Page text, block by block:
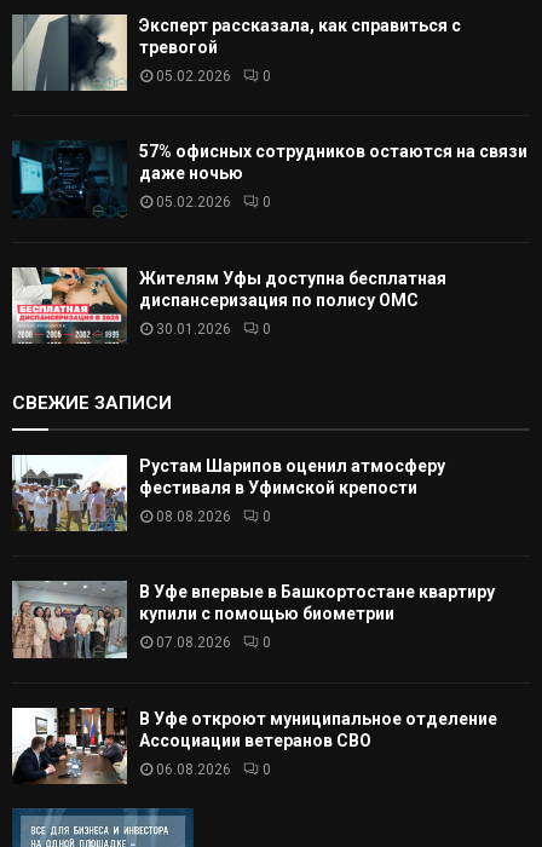
Эксперт рассказала, как справиться с
тревогой
05.02.2026 0
57% офисных сотрудников остаются на связи
даже ночью
05.02.2026 0
Жителям Уфы доступна бесплатная
диспансеризация по полису ОМС
30.01.2026 0
СВЕЖИЕ ЗАПИСИ
Рустам Шарипов оценил атмосферу
фестиваля в Уфимской крепости
08.08.2026 0
В Уфе впервые в Башкортостане квартиру
купили с помощью биометрии
07.08.2026 0
В Уфе откроют муниципальное отделение
Ассоциации ветеранов СВО
06.08.2026 0